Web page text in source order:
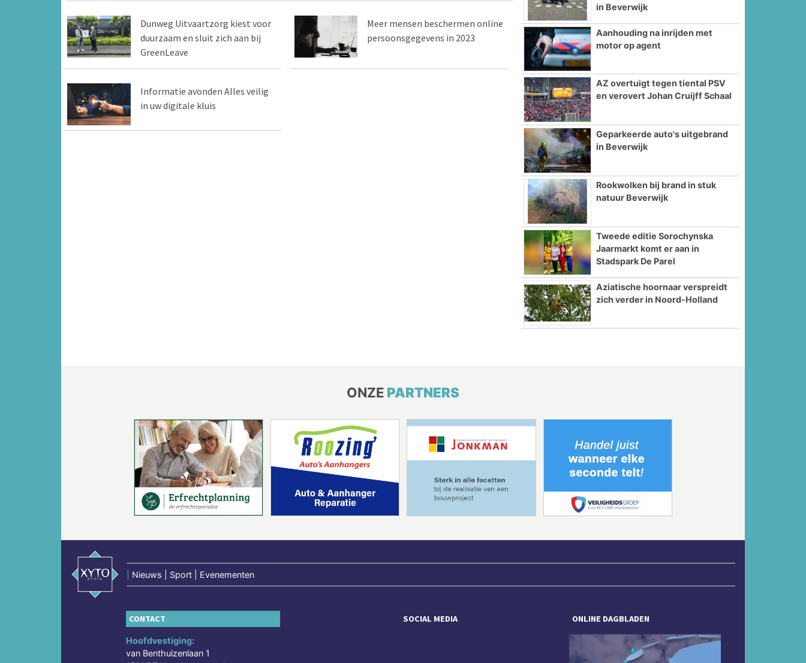
Dunweg Uitvaartzorg kiest voor
duurzaam en sluit zich aan bij
GreenLeave
Meer mensen beschermen online
persoonsgegevens in 2023
Informatie avonden Alles veilig
in uw digitale kluis
in Beverwijk
Aanhouding na inrijden met
motor op agent
AZ overtuigt tegen tiental PSV
en verovert Johan Cruijff Schaal
Geparkeerde auto's uitgebrand
in Beverwijk
Rookwolken bij brand in stuk
natuur Beverwijk
Tweede editie Sorochynska
Jaarmarkt komt er aan in
Stadspark De Parel
Aziatische hoornaar verspreidt
zich verder in Noord-Holland
ONZE PARTNERS
Nieuws | Sport | Evenementen
CONTACT
Hoofdvestiging:
van Benthuizenlaan 1
SOCIAL MEDIA ONLINE DAGBLADEN